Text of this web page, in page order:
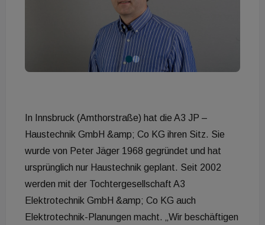
In Innsbruck (Amthorstraße) hat die A3 JP –
Haustechnik GmbH &amp; Co KG ihren Sitz. Sie
wurde von Peter Jäger 1968 gegründet und hat
ursprünglich nur Haustechnik geplant. Seit 2002
werden mit der Tochtergesellschaft A3
Elektrotechnik GmbH &amp; Co KG auch
Elektrotechnik-Planungen macht. „Wir beschäftigen